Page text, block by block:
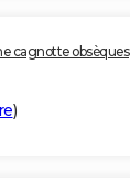
cagnotte obsèques
)